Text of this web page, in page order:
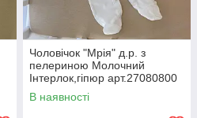
Чоловічок "Мрія" д.р. з
пелериною Молочний
Інтерлок,гіпюр арт.27080800
Зріст 56-38(р)
В наявності